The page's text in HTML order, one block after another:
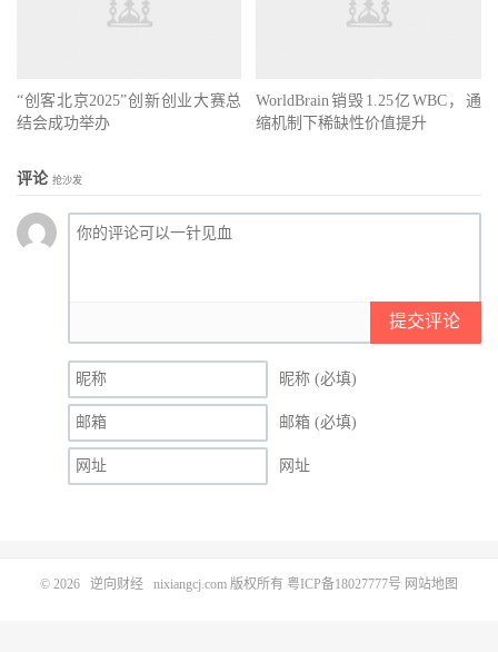
“创客北京2025”创新创业大赛总
结会成功举办
WorldBrain销毁1.25亿WBC，通
缩机制下稀缺性价值提升
评论 抢沙发
提交评论
昵称 (必填)
邮箱 (必填)
网址
© 2026 逆向财经 nixiangcj.com 版权所有 粤ICP备18027777号 网站地图